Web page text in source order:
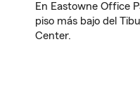
En Eastowne Office
piso más bajo del
Center.